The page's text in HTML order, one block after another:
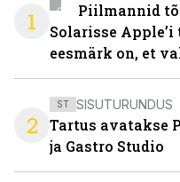
1
Piilmannid
Solarisse
eesmärk on, et
2
ST SISUTURUNDUS
Tartus avatakse
ja Gastro Studio